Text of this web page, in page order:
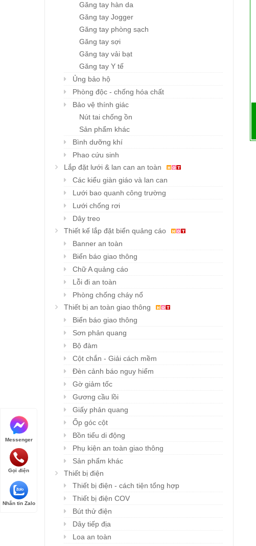
Găng tay hàn da
Găng tay Jogger
Găng tay phòng sạch
Găng tay sợi
Găng tay vải bạt
Găng tay Y tế
Ủng bảo hộ
Phòng độc - chống hóa chất
Bảo vệ thính giác
Nút tai chống ồn
Sản phẩm khác
Bình dưỡng khí
Phao cứu sinh
Lắp đặt lưới & lan can an toàn
Các kiểu giàn giáo và lan can
Lưới bao quanh công trường
Lưới chống rơi
Dây treo
Thiết kế lắp đặt biển quảng cáo
Banner an toàn
Biển báo giao thông
Chữ A quảng cáo
Lỗi đi an toàn
Phòng chống cháy nổ
Thiết bị an toàn giao thông
Biển báo giao thông
Sơn phản quang
Bộ đàm
Cột chắn - Giải cách mềm
Đèn cảnh báo nguy hiểm
Gờ giảm tốc
Gương cầu lồi
Giấy phản quang
Ốp góc cột
Bồn tiểu di động
Phụ kiện an toàn giao thông
Sản phẩm khác
Thiết bị điện
Thiết bị điện - cách tiện tổng hợp
Thiết bị điện COV
Bút thử điện
Dây tiếp địa
Loa an toàn
Chi tiết
Khẩu trang đa năng
Giá: liên hệ
Messenger
Gọi điện
Nhắn tin Zalo